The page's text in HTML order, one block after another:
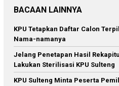
BACAAN LAINNYA
KPU Tetapkan Daftar Calon
Nama-namanya
Jelang Penetapan Hasil
Lakukan Sterilisasi KPU Sulteng
KPU Sulteng Minta Peserta